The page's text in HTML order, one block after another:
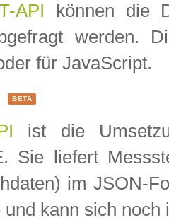
API können die
werden.
für JavaScript.
BETA
ist die
Sie liefert
im JSON-
kann sich noch